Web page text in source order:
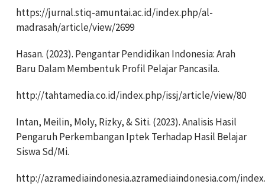
https://jurnal.stiq-amuntai.ac.id/index.php/al-
madrasah/article/view/2699
Hasan. (2023). Pengantar Pendidikan Indonesia: Arah
Baru Dalam Membentuk Profil Pelajar Pancasila.
http://tahtamedia.co.id/index.php/issj/article/view/80
Intan, Meilin, Moly, Rizky, & Siti. (2023). Analisis Hasil
Pengaruh Perkembangan Iptek Terhadap Hasil Belajar
Siswa Sd/Mi.
http://azramediaindonesia.azramediaindonesia.com/